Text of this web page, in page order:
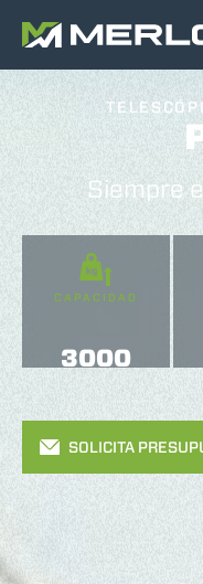
Siempre
CAPACIDAD
3000
SOLICITA